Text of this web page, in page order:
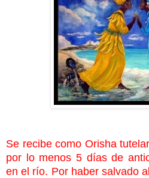
Se recibe como Orisha
por lo menos 5 días de
en el río. Por haber salvado